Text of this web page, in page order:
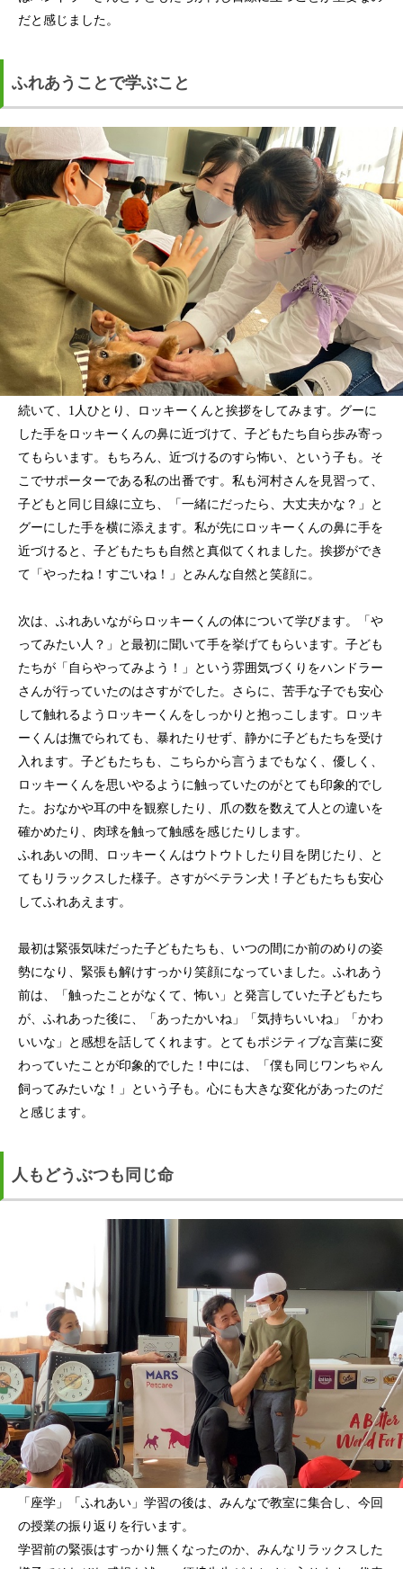
だと感じました。
ふれあうことで学ぶこと
続いて、1人ひとり、ロッキーくんと挨拶をしてみます。グーに
した手をロッキーくんの鼻に近づけて、子どもたち自ら歩み寄っ
てもらいます。もちろん、近づけるのすら怖い、という子も。そ
こでサポーターである私の出番です。私も河村さんを見習って、
子どもと同じ目線に立ち、「一緒にだったら、大丈夫かな？」と
グーにした手を横に添えます。私が先にロッキーくんの鼻に手を
近づけると、子どもたちも自然と真似てくれました。挨拶ができ
て「やったね！すごいね！」とみんな自然と笑顔に。
次は、ふれあいながらロッキーくんの体について学びます。「や
ってみたい人？」と最初に聞いて手を挙げてもらいます。子ども
たちが「自らやってみよう！」という雰囲気づくりをハンドラー
さんが行っていたのはさすがでした。さらに、苦手な子でも安心
して触れるようロッキーくんをしっかりと抱っこします。ロッキ
ーくんは撫でられても、暴れたりせず、静かに子どもたちを受け
入れます。子どもたちも、こちらから言うまでもなく、優しく、
ロッキーくんを思いやるように触っていたのがとても印象的でし
た。おなかや耳の中を観察したり、爪の数を数えて人との違いを
確かめたり、肉球を触って触感を感じたりします。
ふれあいの間、ロッキーくんはウトウトしたり目を閉じたり、と
てもリラックスした様子。さすがベテラン犬！子どもたちも安心
してふれあえます。
最初は緊張気味だった子どもたちも、いつの間にか前のめりの姿
勢になり、緊張も解けすっかり笑顔になっていました。ふれあう
前は、「触ったことがなくて、怖い」と発言していた子どもたち
が、ふれあった後に、「あったかいね」「気持ちいいね」「かわ
いいな」と感想を話してくれます。とてもポジティブな言葉に変
わっていたことが印象的でした！中には、「僕も同じワンちゃん
飼ってみたいな！」という子も。心にも大きな変化があったのだ
と感じます。
人もどうぶつも同じ命
「座学」「ふれあい」学習の後は、みんなで教室に集合し、今回
の授業の振り返りを行います。
学習前の緊張はすっかり無くなったのか、みんなリラックスした